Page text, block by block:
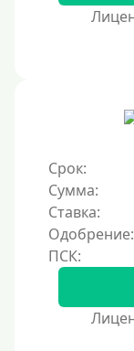
30 дней без
100 дней
4 месяца
5 месяцев
На полгода
10 месяцев
Срок:
Сумма:
Ставка:
Одобрение: